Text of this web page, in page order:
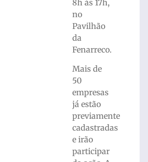
8h às 17h,
no
Pavilhão
da
Fenarreco.
Mais de
50
empresas
já estão
previamente
cadastradas
e irão
participar